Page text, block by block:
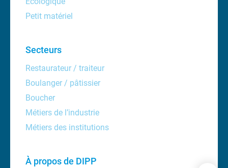
Petit matériel
Secteurs
Restaurateur / traiteur
Boulanger / pâtissier
Boucher
Métiers de l’industrie
Métiers des institutions
À propos de DIPP